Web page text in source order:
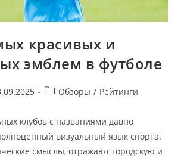
красивых и
эмблем в футболе
Рубрика
Обзоры / Рейтинги
клубов с названиями давно
визуальный язык спорта.
смыслы, отражают городскую и